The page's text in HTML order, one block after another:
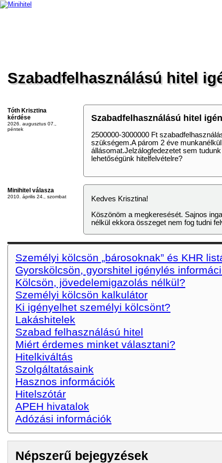
Szabadfelhasználású hitel
Tóth Krisztina
kérdése
2026. augusztus 07.,
péntek
Szabadfelhasználású hitel
2500000-3000000 Ft
szükségem.A párom 2 éve
állásomat.Jelzálogfedezetet sem
lehetőségünk hitelfelvételre?
Minihitel válasza
2010. április 24., szombat
Kedves Krisztina!
Köszönöm a megkeresését. Sajnos
nélkül ekkora összeget nem fog tudni
Személyi kölcsön „bárosoknak” és KHR
Gyorskölcsön, gyorshitel igénylés
Kölcsön, jövedelemigazolás nélkül?
Személyi kölcsön kalkulátor
Ki igényelhet személyi kölcsönt?
Lakáshitelek
Szabad felhasználású hitel
Miért érdemes minket választani?
Hitelkiváltás
Szolgáltatásaink
Hasznos információk
Hitelszótár
APEH hivatalok
Adózási információk
Népszerű bejegyzések